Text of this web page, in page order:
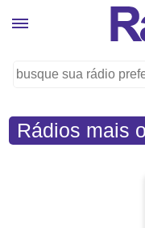
Rádios mais